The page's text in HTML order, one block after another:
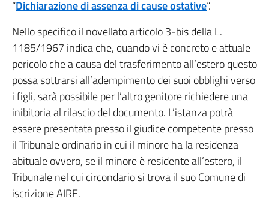
“Dichiarazione di assenza di cause ostative“.
Nello specifico il novellato articolo 3-bis della L.
1185/1967 indica che, quando vi è concreto e attuale
pericolo che a causa del trasferimento all’estero questo
possa sottrarsi all’adempimento dei suoi obblighi verso
i figli, sarà possibile per l’altro genitore richiedere una
inibitoria al rilascio del documento. L’istanza potrà
essere presentata presso il giudice competente presso
il Tribunale ordinario in cui il minore ha la residenza
abituale ovvero, se il minore è residente all’estero, il
Tribunale nel cui circondario si trova il suo Comune di
iscrizione AIRE.